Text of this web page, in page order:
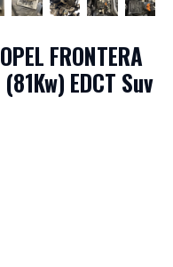
FRONTERA
EDCT Suv